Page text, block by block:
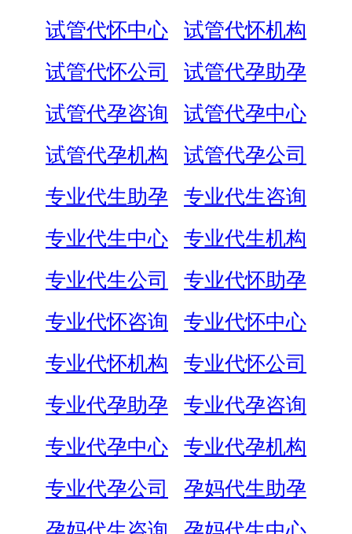
试管代怀中心
试管代怀机构
试管代怀公司
试管代孕助孕
试管代孕咨询
试管代孕中心
试管代孕机构
试管代孕公司
专业代生助孕
专业代生咨询
专业代生中心
专业代生机构
专业代生公司
专业代怀助孕
专业代怀咨询
专业代怀中心
专业代怀机构
专业代怀公司
专业代孕助孕
专业代孕咨询
专业代孕中心
专业代孕机构
专业代孕公司
孕妈代生助孕